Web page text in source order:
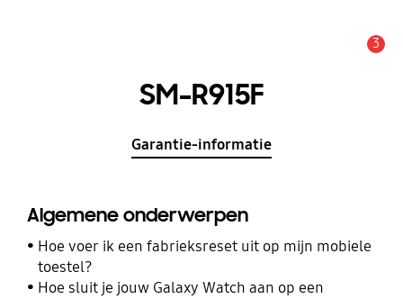
3
SM-R915F
Garantie-informatie
Algemene onderwerpen
Hoe voer ik een fabrieksreset uit op mijn mobiele
toestel?
Hoe sluit je jouw Galaxy Watch aan op een